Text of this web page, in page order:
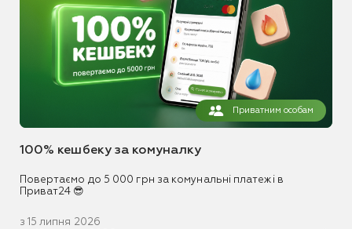
Приватним особам
100% кешбеку за комуналку
Повертаємо до 5 000 грн за комунальні платежі в
Приват24 😎
з 15 липня 2026